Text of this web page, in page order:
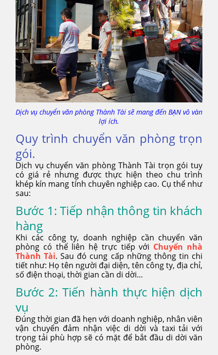
Dịch vụ chuyển văn phòng Thành Tài sẽ mang đến BẠN vô vàn
lợi ích.
Quy trình chuyển văn phòng trọn
gói.
Dịch vụ chuyển văn phòng Thành Tài trọn gói tuy
có giá rẻ nhưng được thực hiện theo chu trình
khép kín mang tính chuyên nghiệp cao. Cụ thể như
sau:
Bước 1: Tiếp nhận thông tin khách
hàng
Khi các công ty, doanh nghiệp cần chuyển văn
phòng có thể liên hệ trực tiếp với Chuyển nhà
Thành Tài. Sau đó cung cấp những thông tin chi
tiết như: Họ tên người đại diện, tên công ty, địa chỉ,
số điện thoại, thời gian cần di dời…
Bước 2: Tiến hành thực hiện dịch
vụ
Đúng thời gian đã hẹn với doanh nghiệp, nhân viên
vận chuyển đảm nhận việc di dời và taxi tải với
trọng tải phù hợp sẽ có mặt để bắt đầu di dời văn
phòng.